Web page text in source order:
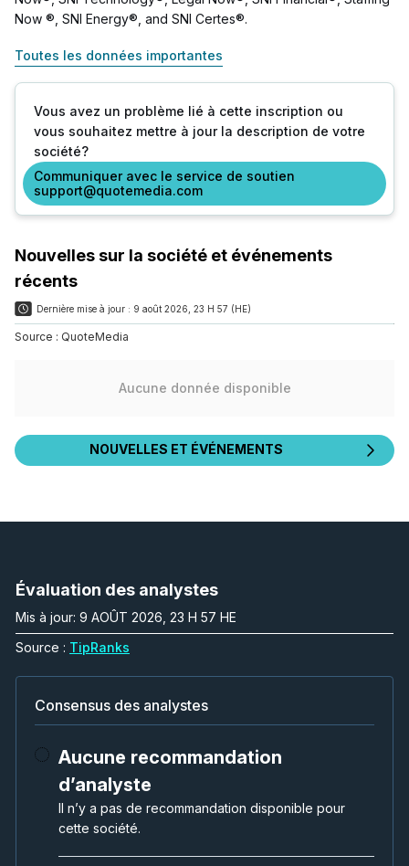
Now ®, SNI Energy®, and SNI Certes®.
Toutes les données importantes
Vous avez un problème lié à cette inscription ou
vous souhaitez mettre à jour la description de votre
société?
Communiquer avec le service de soutien
support@quotemedia.com
Nouvelles sur la société et événements
récents
Dernière mise à jour : 9 août 2026, 23 H 57 (HE)
Source : QuoteMedia
Aucune donnée disponible
NOUVELLES ET ÉVÉNEMENTS
Évaluation des analystes
Mis à jour: 9 AOÛT 2026, 23 H 57 HE
Source : TipRanks
Consensus des analystes
Aucune recommandation
d’analyste
Il n’y a pas de recommandation disponible pour
cette société.